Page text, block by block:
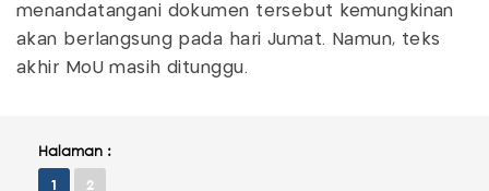
menandatangani dokumen tersebut kemungkinan
akan berlangsung pada hari Jumat. Namun, teks
akhir MoU masih ditunggu.
Halaman :
1 2